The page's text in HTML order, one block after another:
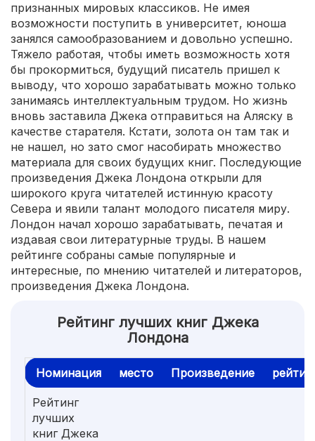
признанных мировых классиков. Не имея
возможности поступить в университет, юноша
занялся самообразованием и довольно успешно.
Тяжело работая, чтобы иметь возможность хотя
бы прокормиться, будущий писатель пришел к
выводу, что хорошо зарабатывать можно только
занимаясь интеллектуальным трудом. Но жизнь
вновь заставила Джека отправиться на Аляску в
качестве старателя. Кстати, золота он там так и
не нашел, но зато смог насобирать множество
материала для своих будущих книг. Последующие
произведения Джека Лондона открыли для
широкого круга читателей истинную красоту
Севера и явили талант молодого писателя миру.
Лондон начал хорошо зарабатывать, печатая и
издавая свои литературные труды. В нашем
рейтинге собраны самые популярные и
интересные, по мнению читателей и литераторов,
произведения Джека Лондона.
Рейтинг лучших книг Джека
Лондона
Номинация место Произведение
Рейтинг
лучших
книг Джека